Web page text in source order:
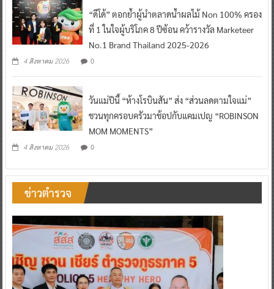
“ดีโด้” ตอกย้ำผู้นำตลาดน้ำผลไม้ Non 100% ครอง
ที่ 1 ในใจผู้บริโภค 8 ปีซ้อน คว้ารางวัล Marketeer
No.1 Brand Thailand 2025-2026
4 สิงหาคม 2026 0
วันแม่ปีนี้ “ห้างโรบินสัน” ส่ง “ส่วนลดตามใจแม่”
ชวนทุกครอบครัวมาช้อปกับแคมเปญ “ROBINSON
MOM MOMENTS”
4 สิงหาคม 2026 0
ข่าวตำรวจ